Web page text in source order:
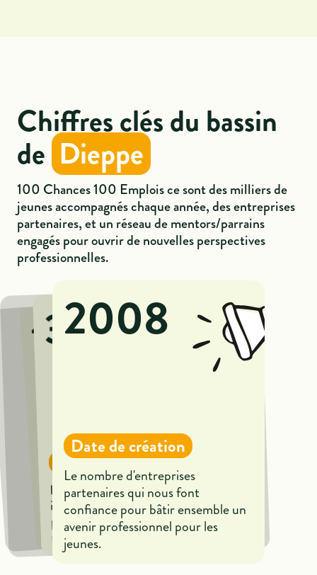
Chiffres clés du bassin
de Dieppe
100 Chances 100 Emplois ce sont des milliers de
jeunes accompagnés chaque année, des entreprises
partenaires, et un réseau de mentors/parrains
engagés pour ouvrir de nouvelles perspectives
professionnelles.
15
Partenaires
Le nombre d'acteurs de l'emploi ou
de coachs qui accompagnent les
jeunes pour les aider à entrer dans
le monde professionnel
38
Entreprises impliquées
Le nombre d'entreprises
impliquées qui nous font confiance
pour bâtir ensemble un avenir
professionnel pour les jeunes.
2008
Date de création
Le nombre d'entreprises
partenaires qui nous font
confiance pour bâtir ensemble un
avenir professionnel pour les
jeunes.